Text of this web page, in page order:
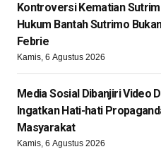
Kontroversi Kematian
Hukum Bantah Sutrimo
Febrie
Kamis, 6 Agustus 2026
Media Sosial Dibanjiri Video
Ingatkan Hati-hati
Masyarakat
Kamis, 6 Agustus 2026